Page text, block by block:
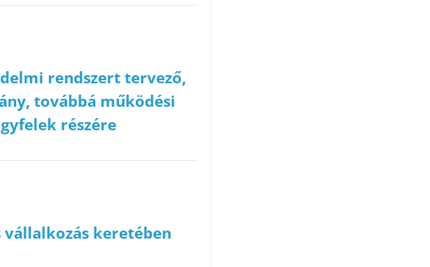
rendszert tervező,
továbbá működési
részére
keretében